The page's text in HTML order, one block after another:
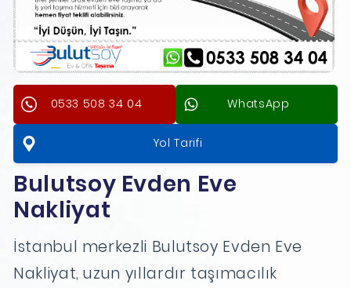
0533 508 34 04 WhatsApp
Yol Tarifi
Bulutsoy Evden Eve
Nakliyat
İstanbul merkezli Bulutsoy Evden Eve
Nakliyat, uzun yıllardır taşımacılık